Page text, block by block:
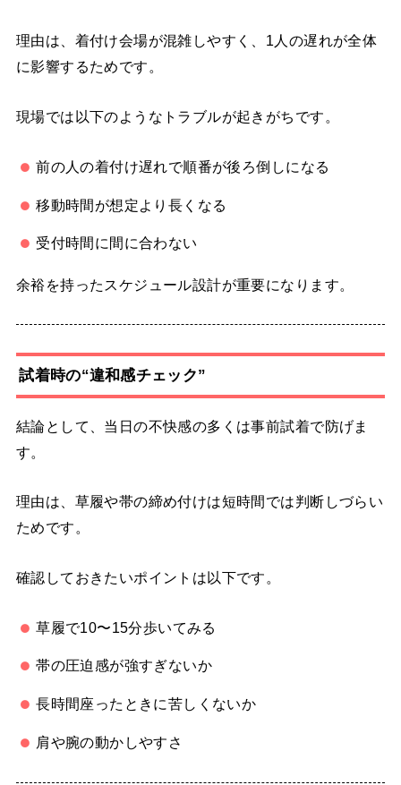
理由は、着付け会場が混雑しやすく、1人の遅れが全体
に影響するためです。
現場では以下のようなトラブルが起きがちです。
前の人の着付け遅れで順番が後ろ倒しになる
移動時間が想定より長くなる
受付時間に間に合わない
余裕を持ったスケジュール設計が重要になります。
試着時の“違和感チェック”
結論として、当日の不快感の多くは事前試着で防げま
す。
理由は、草履や帯の締め付けは短時間では判断しづらい
ためです。
確認しておきたいポイントは以下です。
草履で10〜15分歩いてみる
帯の圧迫感が強すぎないか
長時間座ったときに苦しくないか
肩や腕の動かしやすさ